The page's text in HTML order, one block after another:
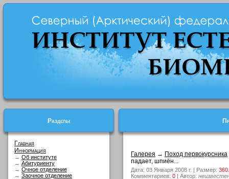
Разделы
Главная
Информация
→ Об институте
→ Абитуриенту
→ Очное отделение
→ Заочное отделение
Галерея → Поход первокурсника
падает, шпиён...
Дата: 03 Января 2008 г. | Размер:
Комментариев: 0 | Автор: